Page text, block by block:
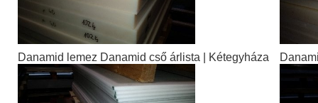
Danamid lemez Danamid cső árlista | Kétegyháza